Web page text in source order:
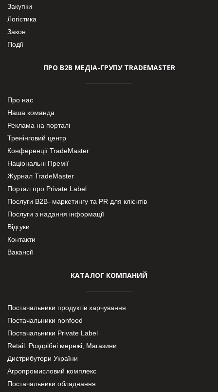
Закупки
Логістика
Закон
Події
ПРО В2В МЕДІА-ГРУПУ TRADEMASTER
Про нас
Наша команда
Реклама на порталі
Тренінговий центр
Конференції TradeMaster
Національні Премії
Журнал TradeMaster
Портал про Private Label
Послуги В2В- маркетингу та PR для клієнтів
Послуги з надання інформації
Відгуки
Контакти
Вакансії
КАТАЛОГ КОМПАНИЙ
Постачальники продуктів харчування
Постачальники nonfood
Постачальники Private Label
Retail. Роздрібні мережі, Магазини
Дистрибутори України
Агропромисловий комплекс
Постачальники обладнання